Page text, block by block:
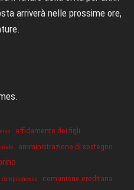
arriverà nelle prossime ore,
affidamento dei figli
amministrazione di sostegno
compromesso comunione ereditaria